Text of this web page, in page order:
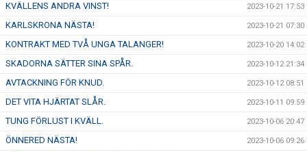
KVÄLLENS ANDRA VINST! 2023-10-21 17:53
KARLSKRONA NÄSTA! 2023-10-21 07:30
KONTRAKT MED TVÅ UNGA TALANGER! 2023-10-20 14:02
SKADORNA SÄTTER SINA SPÅR. 2023-10-12 21:34
AVTACKNING FÖR KNUD. 2023-10-12 08:51
DET VITA HJÄRTAT SLÅR. 2023-10-11 09:59
TUNG FÖRLUST I KVÄLL. 2023-10-06 20:47
ÖNNERED NÄSTA! 2023-10-06 09:26